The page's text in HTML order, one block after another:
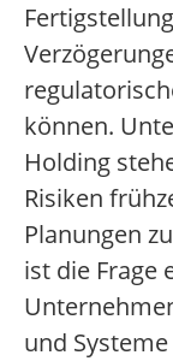
können.
Holding
Risiken
Planungen
ist die Frage
und